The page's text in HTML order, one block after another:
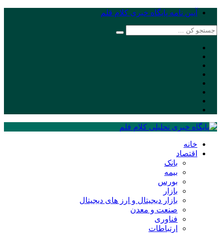
آیین نامه پایگاه خبری کلام قلم
خانه
اقتصاد
بانک
بیمه
بورس
بازار
بازار دیجیتال و ارز های دیجیتال
صنعت و معدن
فناوری
ارتباطات